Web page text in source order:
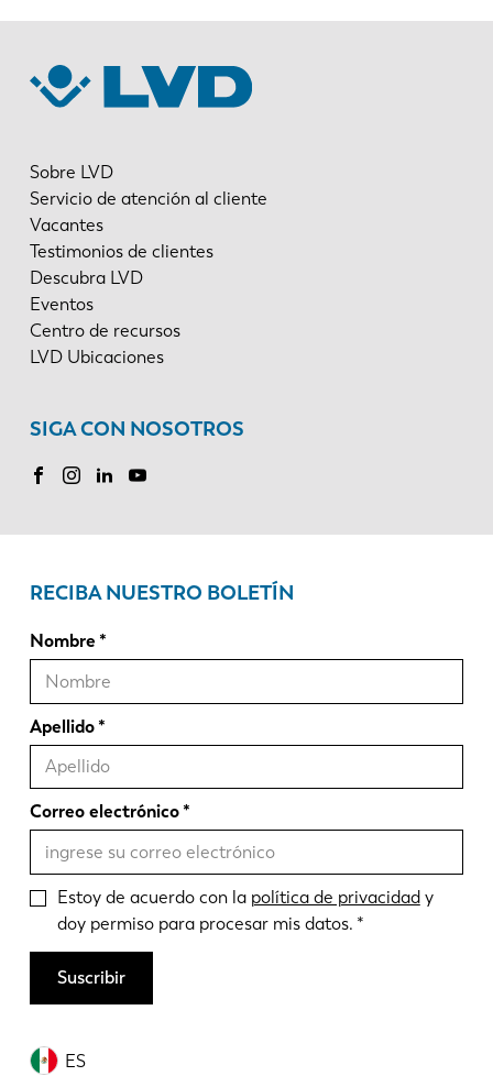
Sobre LVD
Servicio de atención al cliente
Vacantes
Testimonios de clientes
Descubra LVD
Eventos
Centro de recursos
LVD Ubicaciones
SIGA CON NOSOTROS
ES
RECIBA NUESTRO BOLETÍN
Nombre
Apellido
Correo electrónico
Estoy de acuerdo con la política de privacidady
doy permiso para procesar mis datos.
Suscribir